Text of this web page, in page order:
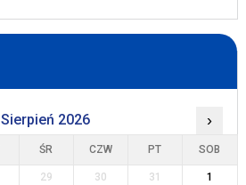
Sierpień 2026 ›
ŚR CZW PT SOB
29 30 31
1